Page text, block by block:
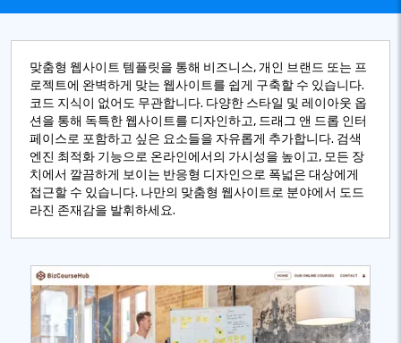
맞춤형 웹사이트 템플릿을 통해 비즈니스, 개인 브랜드 또는 프
로젝트에 완벽하게 맞는 웹사이트를 쉽게 구축할 수 있습니다.
코드 지식이 없어도 무관합니다. 다양한 스타일 및 레이아웃 옵
션을 통해 독특한 웹사이트를 디자인하고, 드래그 앤 드롭 인터
페이스로 포함하고 싶은 요소들을 자유롭게 추가합니다. 검색
엔진 최적화 기능으로 온라인에서의 가시성을 높이고, 모든 장
치에서 깔끔하게 보이는 반응형 디자인으로 폭넓은 대상에게
접근할 수 있습니다. 나만의 맞춤형 웹사이트로 분야에서 도드
라진 존재감을 발휘하세요.